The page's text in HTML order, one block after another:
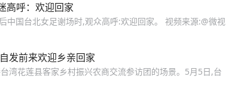
高呼：欢迎回家
中国台北女足谢场时,观众高呼:欢迎回家。 视频来源:@微视
发前来欢迎乡亲回家
湾花莲县客家乡村振兴农商交流参访团的场景。5月5日,台